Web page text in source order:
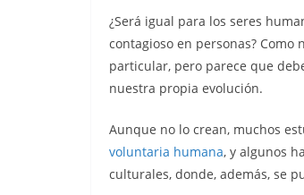
¿Será igual para los seres
contagioso en personas?
particular, pero parece que
nuestra propia evolución.
Aunque no lo crean, muchos
voluntaria humana, y algunos
culturales, donde, además, se